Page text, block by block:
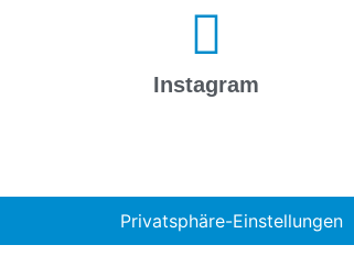
Instagram
Privatsphäre-Einstellungen